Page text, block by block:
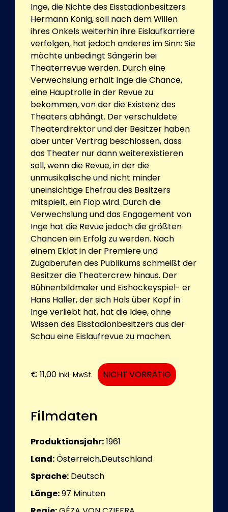
Inge, die Nichte des Eisstadionbesitzers
Hermann König, soll nach dem Willen
ihres Onkels weiterhin ihre Eislaufkarriere
verfolgen, hat jedoch anderes im Sinn: Sie
möchte unbedingt Sängerin bei
Theaterrevue werden. Durch eine
Verwechslung erhält Inge die Chance,
eine Hauptrolle in der Revue zu
bekommen, von der die Existenz des
Theaters abhängt. Der verschuldete
Theaterdirektor und der Besitzer haben
aber unter Vertrag beschlossen, dass
das Theater nur dann weiterexistieren
soll, wenn die Revue, in der die
unmusikalische und nicht minder
uneinsichtige Ehefrau des Besitzers
mitspielt, ein Flop wird. Durch die
Verwechslung und das Engagement von
Inge hat die Revue jedoch die größten
Chancen ein Erfolg zu werden. Nach
einem Eklat in der Premiere und
Zugaberufen des Publikums schmeißt der
Besitzer die Theatercrew hinaus. Der
Bühnenbildmaler und Eishockeyspiel- er
Hans Haller, der sich Hals über Kopf in
Inge verliebt hat, hat die Idee, ohne
Wissen des Eisstadionbesitzers aus der
Schau eine Eislaufrevue zu machen.
€ 11,00 inkl. MwSt. NICHT VORRÄTIG
Filmdaten
Produktionsjahr:1961
Land:Österreich,Deutschland
Sprache: Deutsch
Länge:97 Minuten